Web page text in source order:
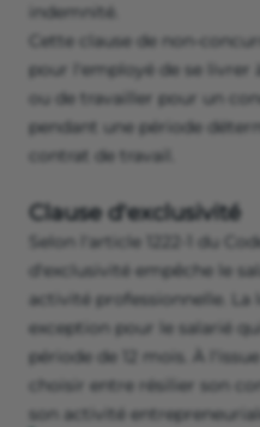
indemnité.
Cette clause de non-
pour l'employé de se livrer
ou de travailler pour un
pendant une période
contrat de travail.
Clause d'exclusivité
Selon l'article 1222-1 du
d'exclusivité empêche le
activité professionnelle.
exception pour le salarié
période de 12 mois. À
choisir entre résilier son
son activité